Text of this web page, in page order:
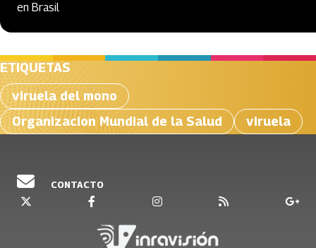
en Brasil
ETIQUETAS
viruela del mono
Organizacion Mundial de la Salud
viruela
CONTACTO